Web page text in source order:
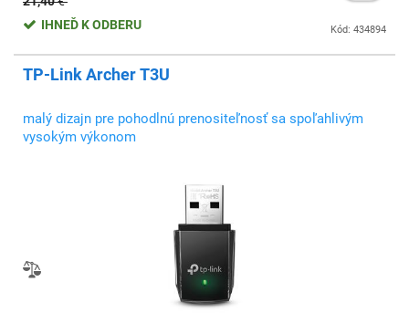
Kód: 434894
IHNEĎ K ODBERU
TP-Link Archer T3U
malý dizajn pre pohodlnú prenositeľnosť sa spoľahlivým
vysokým výkonom